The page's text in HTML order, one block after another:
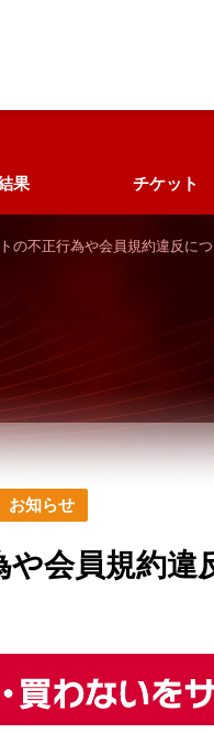
果 チケット
の不正行為や会員規約違反に
会員規約違